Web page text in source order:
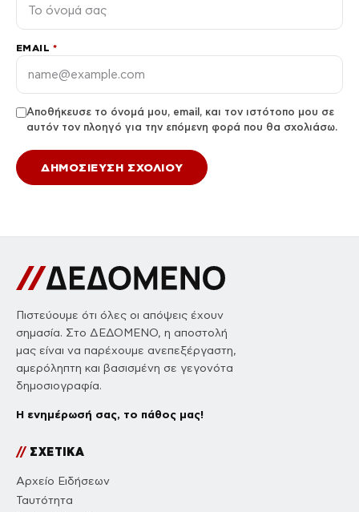
EMAIL *
Αποθήκευσε το όνομά μου, email, και τον ιστότοπο μου σε
αυτόν τον πλοηγό για την επόμενη φορά που θα σχολιάσω.
Πιστεύουμε ότι όλες οι απόψεις έχουν
σημασία. Στο ΔΕΔΟΜΕΝΟ, η αποστολή
μας είναι να παρέχουμε ανεπεξέργαστη,
αμερόληπτη και βασισμένη σε γεγονότα
δημοσιογραφία.
Η ενημέρωσή σας, το πάθος μας!
//ΣΧΕΤΙΚΑ
Αρχείο Ειδήσεων
Ταυτότητα